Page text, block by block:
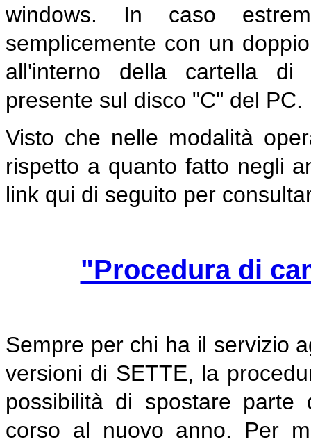
windows. In caso
semplicemente con un
all'interno della cartella di
presente sul disco "C" del PC.
Visto che nelle modalità
rispetto a quanto fatto negli
link qui di seguito per
"Procedura di
Sempre per chi ha il servizio
versioni di SETTE, la
possibilità di spostare parte
corso al nuovo anno. Per